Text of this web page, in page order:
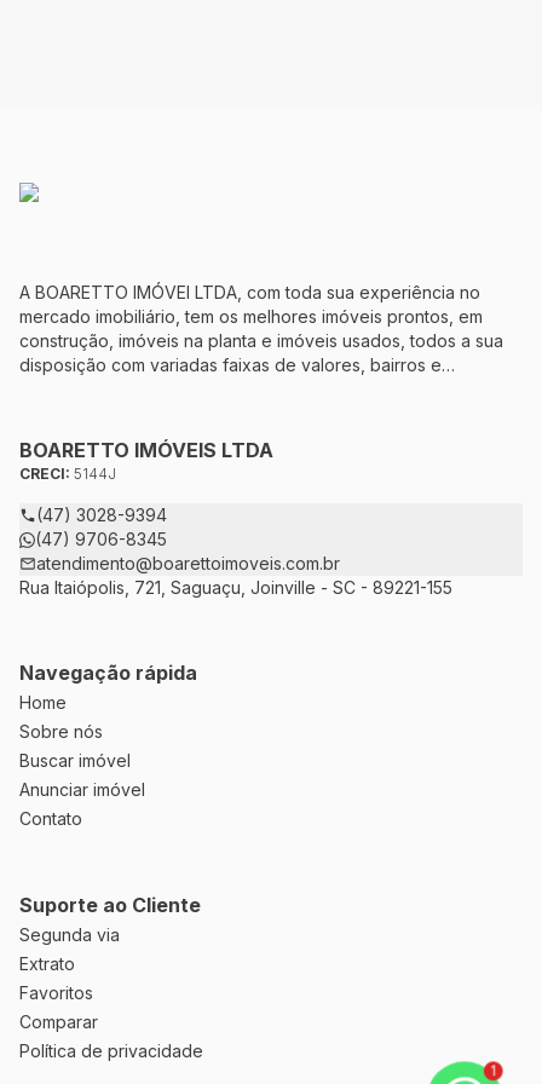
A BOARETTO IMÓVEI LTDA, com toda sua experiência no
mercado imobiliário, tem os melhores imóveis prontos, em
construção, imóveis na planta e imóveis usados, todos a sua
disposição com variadas faixas de valores, bairros e
ao CRECI-5144J – estarão sempre prontos para responder-lhe
todas as suas dúvidas sobre casas, apartamentos, terrenos,
salas comerciais e outros produtos imobiliários.
BOARETTO IMÓVEIS LTDA
CRECI: 5144J
(47) 3028-9394
(47) 9706-8345
atendimento@boarettoimoveis.com.br
Rua Itaiópolis, 721, Saguaçu, Joinville - SC - 89221-155
Navegação rápida
Home
Sobre nós
Buscar imóvel
Anunciar imóvel
Contato
Suporte ao Cliente
Segunda via
Extrato
Favoritos
Comparar
Política de privacidade
1